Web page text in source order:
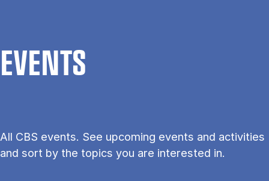
EVENTS
All CBS events. See upcoming events and activities
and sort by the topics you are interested in.